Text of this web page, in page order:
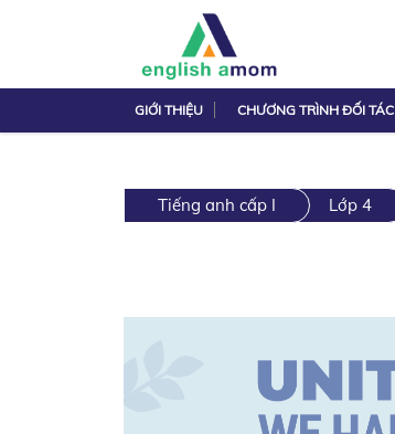
GIỚI THIỆU CHƯƠNG TRÌNH ĐỐI TÁC
Tiếng anh cấp I Lớp 4